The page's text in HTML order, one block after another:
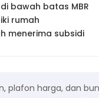
bawah batas MBR
rumah
menerima subsidi
plafon harga, dan